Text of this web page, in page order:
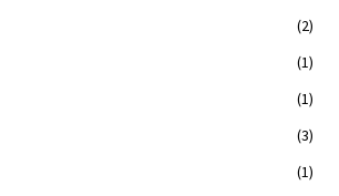
(2)
(1)
(1)
(3)
(1)